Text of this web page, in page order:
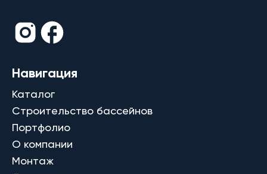
Навигация
Каталог
Строительство бассейнов
Портфолио
О компании
Монтаж